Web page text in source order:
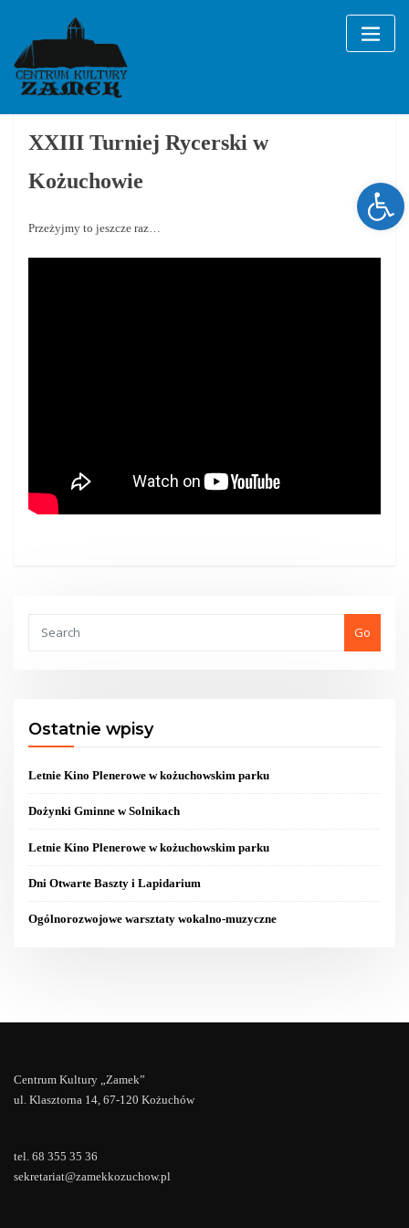
content
XXIII Turniej Rycerski w
Kożuchowie
Przeżyjmy to jeszcze raz…
Go
Ostatnie wpisy
Letnie Kino Plenerowe w kożuchowskim parku
Dożynki Gminne w Solnikach
Letnie Kino Plenerowe w kożuchowskim parku
Dni Otwarte Baszty i Lapidarium
Ogólnorozwojowe warsztaty wokalno-muzyczne
Centrum Kultury „Zamek”
ul. Klasztorna 14, 67-120 Kożuchów
tel. 68 355 35 36
sekretariat@zamekkozuchow.pl